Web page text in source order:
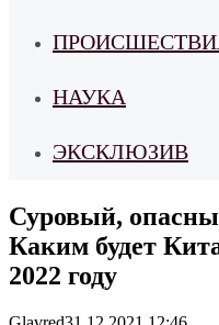
НАУКА
ЭКСКЛЮЗИВ
Суровый,
Каким будет
2022 году